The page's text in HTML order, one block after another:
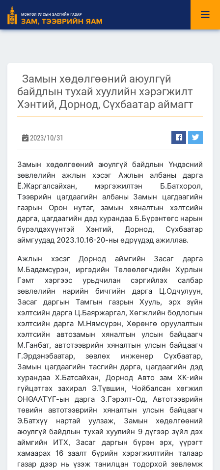
Замын хөдөлгөөний аюулгүй
байдлын тухай хуулийн хэрэгжилт
Хэнтий, Дорнод, Сүхбаатар аймагт
2023/10/31
Замын хөдөлгөөний аюулгүй байдлын Үндэсний
зөвлөлийн ажлын хэсэг Ажлын албаны дарга
Ё.Жаргалсайхан, мэргэжилтэн Б.Батхорол,
Тээврийн цагдаагийн албаны Замын цагдаагийн
газрын Орон нутаг, замын хяналтын хэлтсийн
дарга, цагдаагийн дэд хурандаа Б.Бүрэнтөгс нарын
бүрэлдэхүүнтэй Хэнтий, Дорнод, Сүхбаатар
аймгуудад 2023.10.16-20-ны өдрүүдэд ажиллав.
Ажлын хэсэг Дорнод аймгийн Засаг дарга
М.Бадамсүрэн, иргэдийн Төлөөлөгчдийн Хурлын
Гэмт хэргээс урьдчилан сэргийлэх салбар
зөвлөлийн нарийн бичгийн дарга Ц.Одчулуун,
Засаг даргын Тамгын газрын Хууль, эрх зүйн
хэлтсийн дарга Ц.Баяржаргал, Хөгжлийн бодлогын
хэлтсийн дарга М.Нямсүрэн, Хөрөнгө оруулалтын
хэлтсийн автозамын хяналтын улсын байцаагч
М.Ганбат, автотээврийн хяналтын улсын байцаагч
Г.Эрдэнэбаатар, зөвлөх инженер Сүхбаатар,
Замын цагдаагийн тасгийн дарга, цагдаагийн дэд
хурандаа Х.Батсайхан, Дорнод Авто зам ХК-ийн
гүйцэтгэх захирал Э.Түвшин, Чойбалсан хөгжил
ОНӨААТҮГ-ын дарга З.Гэрэлт-Од, Автотээврийн
төвийн автотээврийн хяналтын улсын байцаагч
Э.Батхүү нартай уулзаж, Замын хөдөлгөөний
аюулгүй байдлын тухай хуулийн 9 дүгээр зүйл дэх
аймгийн ИТХ, Засаг даргын бүрэн эрх, үүрэгт
хамаарах 16 заалт бүрийн хэрэгжилтийн талаар
газар дээр нь үзэж танилцан тодорхой зөвлөмж